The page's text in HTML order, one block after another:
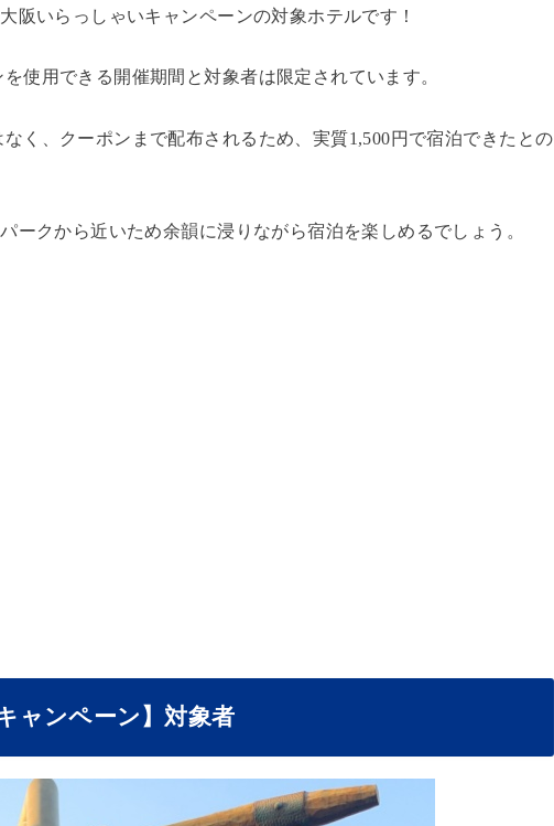
阪いらっしゃいキャンペーンの対象ホテルです！
使用できる開催期間と対象者は限定されています。
く、クーポンまで配布されるため、実質1,500円で宿泊できたとの
ークから近いため余韻に浸りながら宿泊を楽しめるでしょう。
ャンペーン】対象者